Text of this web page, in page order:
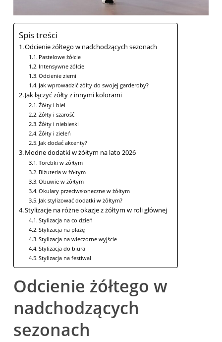
Spis treści
Odcienie żółtego w nadchodzących sezonach
Pastelowe żółcie
Intensywne żółcie
Odcienie ziemi
Jak wprowadzić żółty do swojej garderoby?
Jak łączyć żółty z innymi kolorami
Żółty i biel
Żółty i szarość
Żółty i⁤ niebieski
Żółty i ​zieleń
Jak dodać ‌akcenty?
Modne dodatki w‌ żółtym na lato 2026
Torebki w żółtym
Biżuteria w żółtym
Obuwie w żółtym
Okulary przeciwsłoneczne w żółtym
Jak stylizować dodatki w żółtym?
Stylizacje na różne okazje ‌z żółtym w roli głównej
Stylizacja na co dzień
Stylizacja na plażę
Stylizacja na wieczorne wyjście
Stylizacja do biura
Stylizacja‌ na ‍festiwal
Odcienie żółtego w
nadchodzących
sezonach